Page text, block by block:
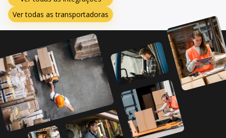
Ver todas as transportadoras